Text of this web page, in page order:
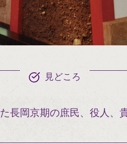
見どころ
長岡京期の庶民、役人、